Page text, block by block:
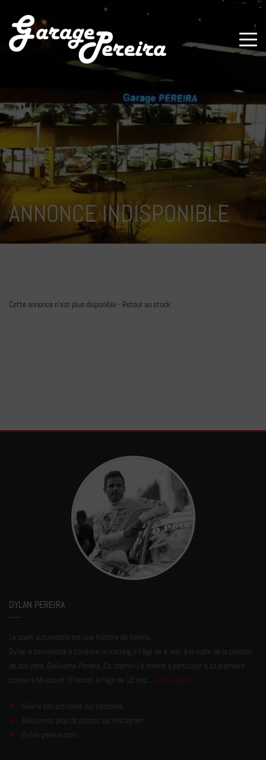
ANNONCE INDISPONIBLE
Cette annonce n'est plus disponible - Retour au stock
DYLAN PEREIRA
Le sport automobile est une histoire de famille.
Dylan a commencé à conduire un karting à l’âge de 4 ans, à la suite de la passion
de son père, Guillaume Pereira. Ce chemin l'a amené à participer à sa première
course à Mirecourt (France) à l'âge de 10 ans... Lire la suite
Suivre son actualité sur facebook
Découvrez plus de photos sur Instagram
Dylan-pereira.com
Paramètres avancés des cookies